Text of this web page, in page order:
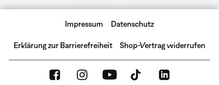
Impressum Datenschutz
Erklärung zur Barrierefreiheit Shop-Vertrag widerrufen